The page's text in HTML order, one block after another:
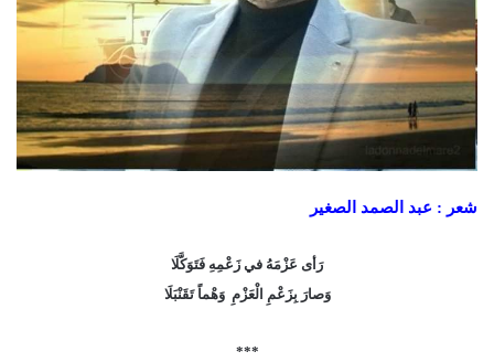
شعر : عبد الصمد الصغير
رَأى عَزْمَهُ في زَعْمِهِ فَتَوَكَّلَا
وَصارَ بِزَعْمِ الْعَزْمِ وَهْماً تَقَنْبَلَا
***